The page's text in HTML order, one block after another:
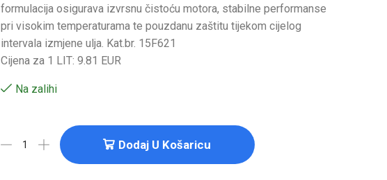
formulacija osigurava izvrsnu čistoću motora, stabilne performanse
pri visokim temperaturama te pouzdanu zaštitu tijekom cijelog
intervala izmjene ulja. Kat.br. 15F621
Cijena za 1 LIT: 9.81 EUR
Na zalihi
Dodaj U Košaricu